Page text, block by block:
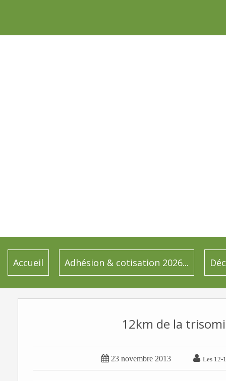
Accueil Adhésion & cotisation 2026...
12km de la
 23 novembre 2013  Les 12-